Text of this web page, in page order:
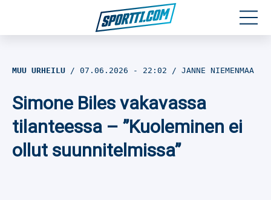
Jalkapallo
Yleisurheilu
MUU URHEILU 07.06.2026 - 22:02 JANNE NIEMENMAA
Simone Biles vakavassa
tilanteessa – ”Kuoleminen ei
ollut suunnitelmissa”